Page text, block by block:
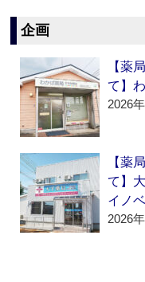
企画
【薬
て】
2026
【薬
て】
イノ
2026